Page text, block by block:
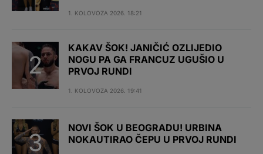
1. KOLOVOZA 2026. 18:21
KAKAV ŠOK! JANIČIĆ OZLIJEDIO
NOGU PA GA FRANCUZ UGUŠIO U
PRVOJ RUNDI
1. KOLOVOZA 2026. 19:41
NOVI ŠOK U BEOGRADU! URBINA
NOKAUTIRAO ČEPU U PRVOJ RUNDI